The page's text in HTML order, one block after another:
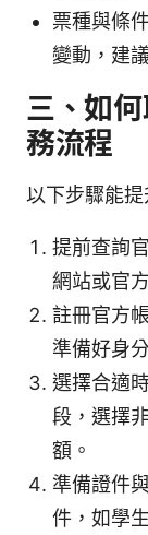
票種與條
變動，建
三、如
務流程
以下步驟能提
提前查詢
網站或官
註冊官方
準備好身
選擇合適
段，選擇
額。
準備證件
件，如學